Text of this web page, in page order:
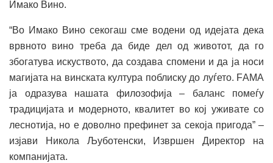
Имако Вино.
“Во Имако Вино секогаш сме водени од идејата дека
врвното вино треба да биде дел од животот, да го
збогатува искуството, да создава спомени и да ја носи
магијата на винската култура поблиску до луѓето. FАМА
ја одразува нашата филозофија – баланс помеѓу
традицијата и модерното, квалитет во кој уживате со
леснотија, но е доволно префинет за секоја пригода” –
изјави Никола Љуботенски, Извршен Директор на
компанијата.